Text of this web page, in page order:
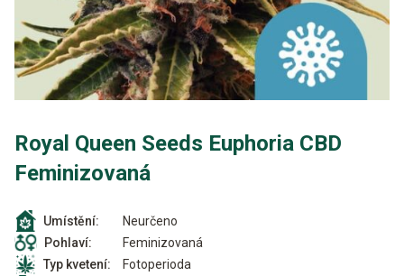
Royal Queen Seeds Euphoria CBD
Feminizovaná
Umístění:
Neurčeno
Pohlaví:
Feminizovaná
Typ kvetení:
Fotoperioda